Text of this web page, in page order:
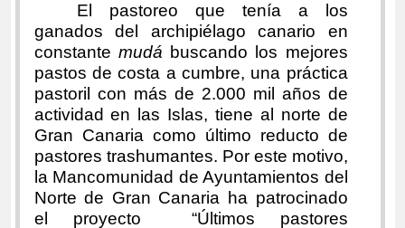
El pastoreo que tenía a los
ganados del archipiélago canario en
constante mudá buscando los mejores
pastos de costa a cumbre, una práctica
pastoril con más de 2.000 mil años de
actividad en las Islas, tiene al norte de
Gran Canaria como último reducto de
pastores trashumantes. Por este motivo,
la Mancomunidad de Ayuntamientos del
Norte de Gran Canaria ha patrocinado
el proyecto “Últimos pastores